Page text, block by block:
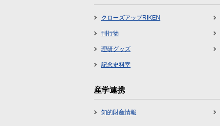
クローズアップRIKEN
刊行物
理研グッズ
記念史料室
産学連携
知的財産情報